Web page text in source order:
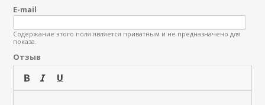
E-mail
Содержание этого поля является приватным и не предназначено для
показа.
Отзыв